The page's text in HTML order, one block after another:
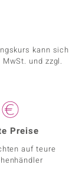
kann sich
und zzgl.
Preise
auf teure